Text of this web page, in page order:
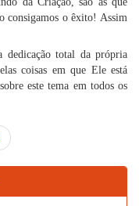
consigamos o êxito! Assim
dedicação total da própria
coisas em que Ele está
este tema em todos os